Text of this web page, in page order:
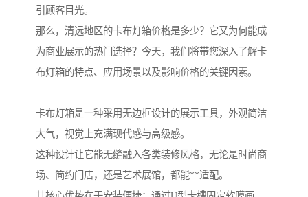
引顾客目光。
那么，清远地区的卡布灯箱价格是多少？它又为何能成
为商业展示的热门选择？今天，我们将带您深入了解卡
布灯箱的特点、应用场景以及影响价格的关键因素。
卡布灯箱是一种采用无边框设计的展示工具，外观简洁
大气，视觉上充满现代感与高级感。
这种设计让它能无缝融入各类装修风格，无论是时尚商
场、简约门店，还是艺术展馆，都能**适配。